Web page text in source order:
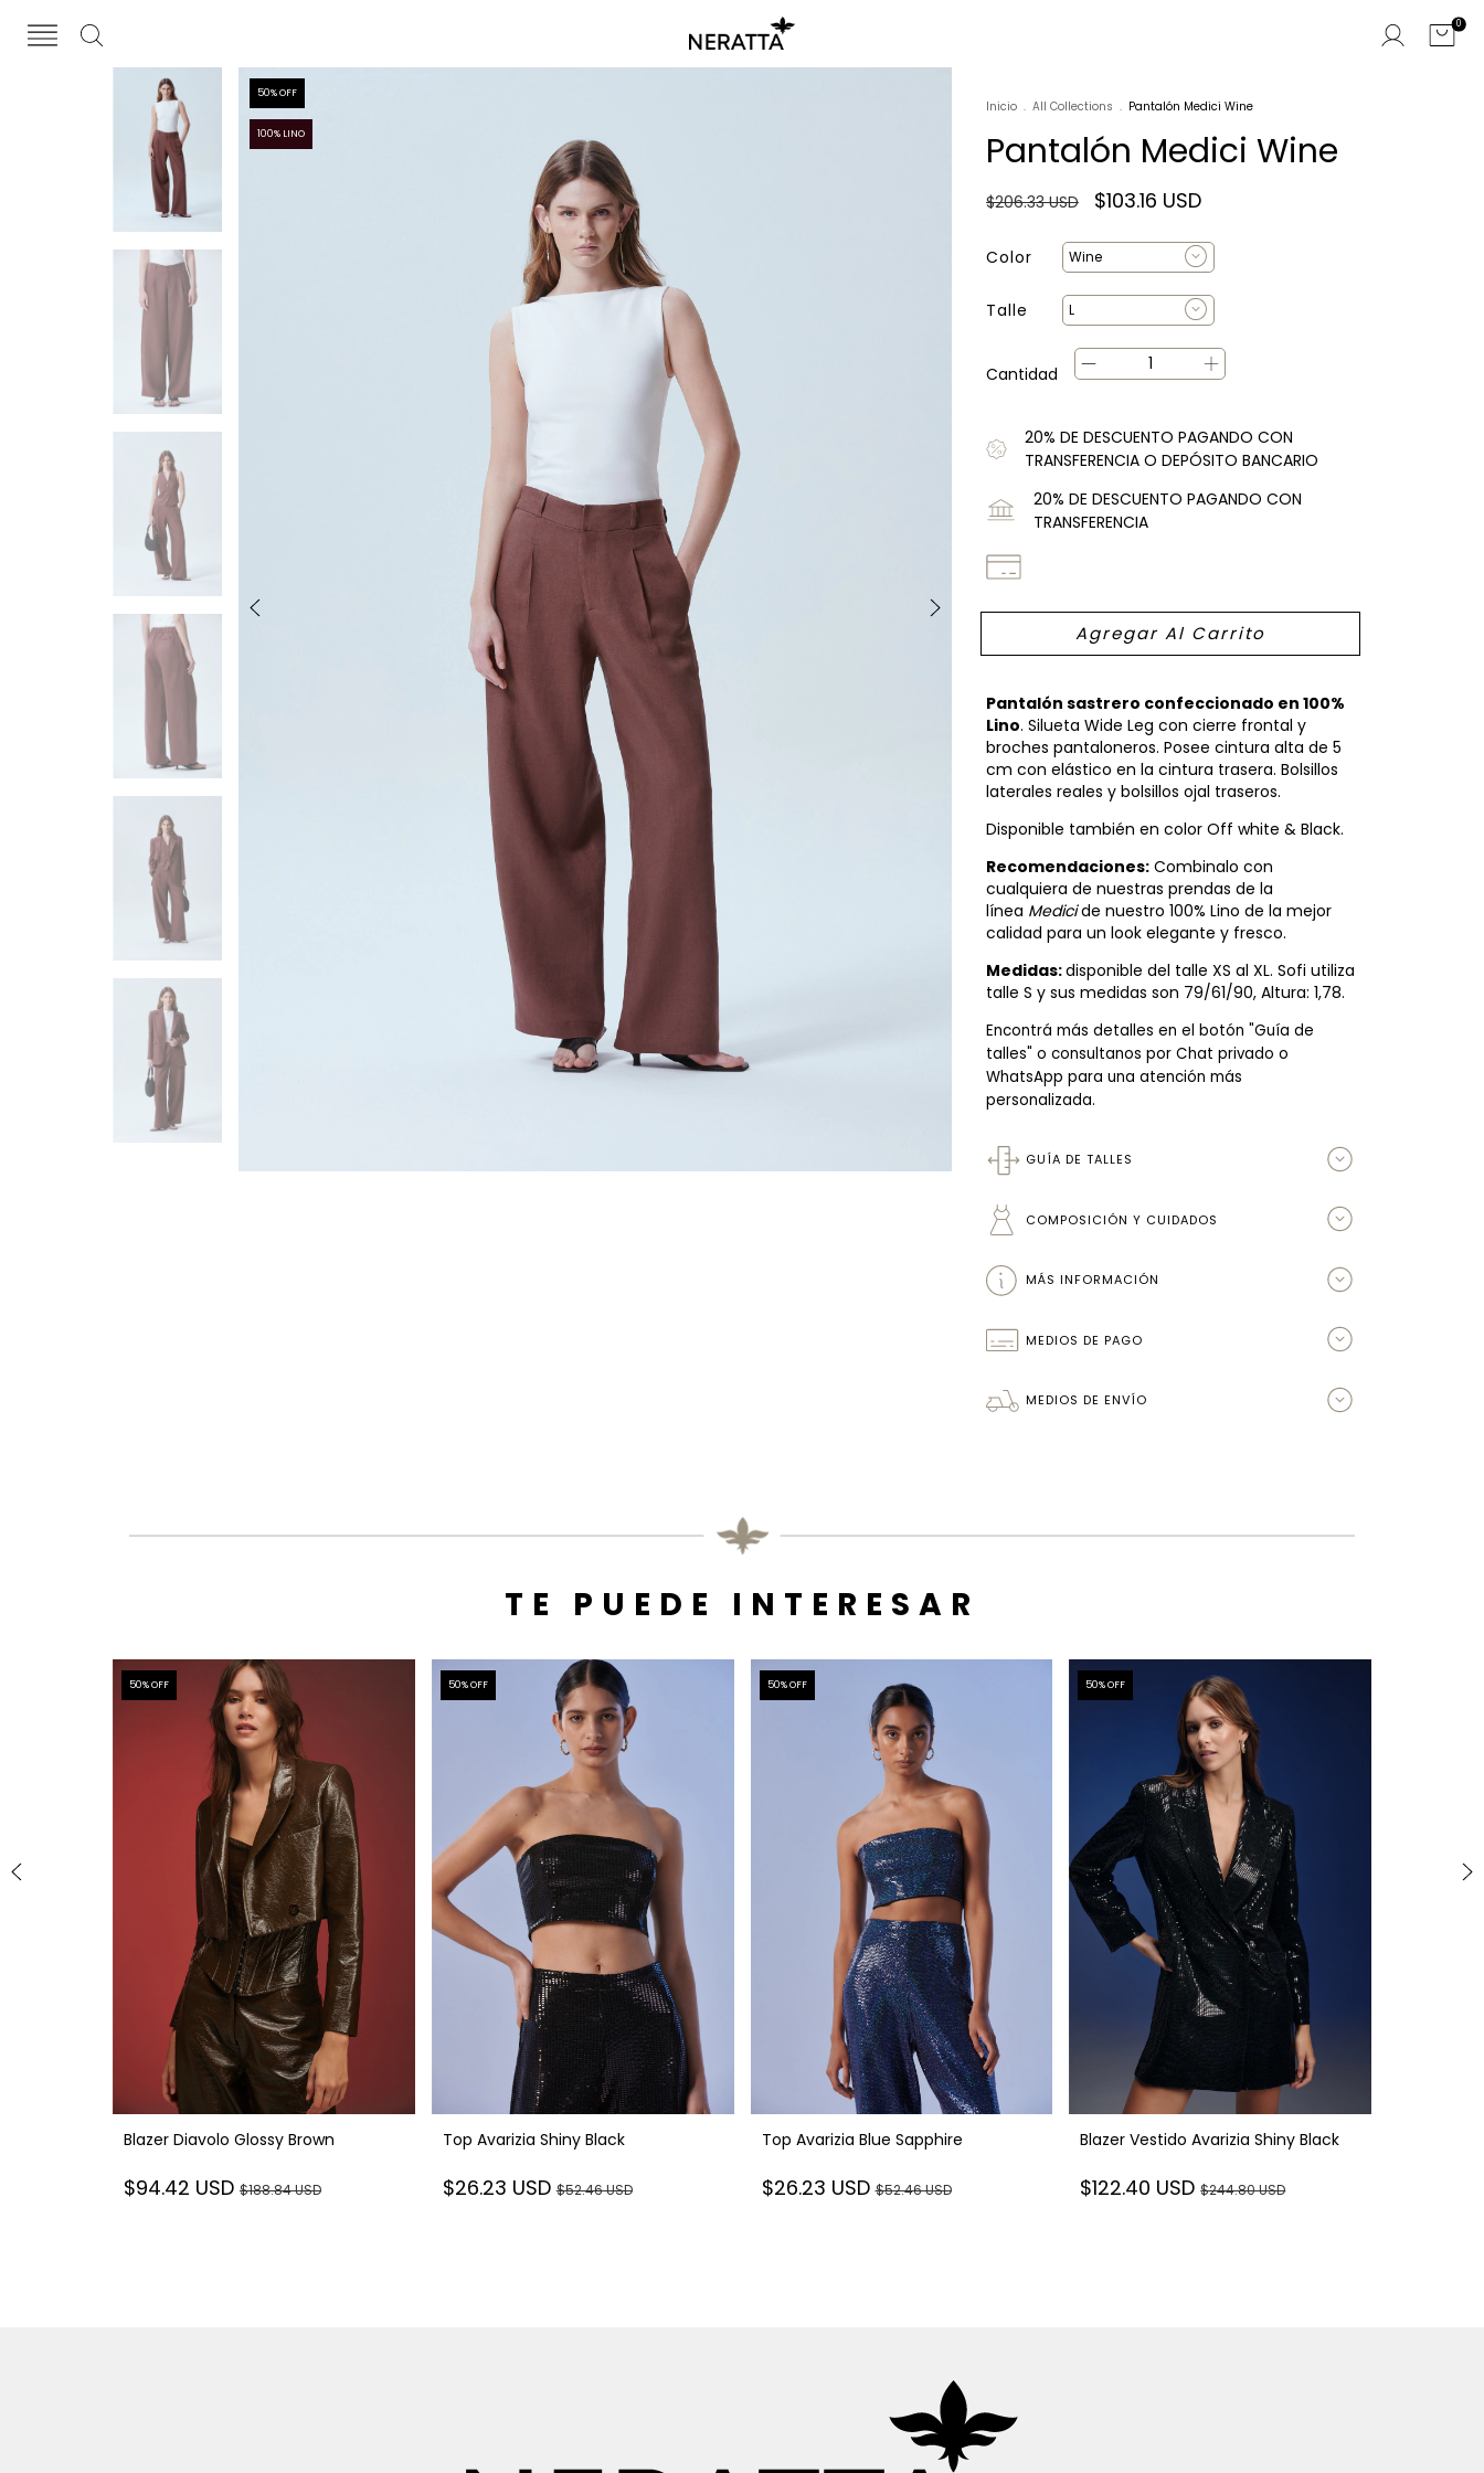
0
50% OFF
100% LINO
Inicio . All Collections . Pantalón Medici Wine
Pantalón Medici Wine
$206.33 USD $103.16 USD
Color
Talle
Cantidad
20% DE DESCUENTO PAGANDO CON
TRANSFERENCIA O DEPÓSITO BANCARIO
20% DE DESCUENTO PAGANDO CON
TRANSFERENCIA
Pantalón sastrero confeccionado en 100%
Lino. Silueta Wide Leg con cierre frontal y
broches pantaloneros. Posee cintura alta de 5
cm con elástico en la cintura trasera. Bolsillos
laterales reales y bolsillos ojal traseros.
Disponible también en color Off white & Black.
Recomendaciones: Combinalo con
cualquiera de nuestras prendas de la
línea Medicide nuestro 100% Lino de la mejor
calidad para un look elegante y fresco.
Medidas:disponible del talle XS al XL. Sofi utiliza
talle S y sus medidas son 79/61/90, Altura: 1,78.
Encontrá más detalles en el botón "Guía de
talles" o consultanos por Chat privado o
WhatsApp para una atención más
personalizada.
GUÍA DE TALLES
COMPOSICIÓN Y CUIDADOS
MÁS INFORMACIÓN
MEDIOS DE PAGO
MEDIOS DE ENVÍO
TE PUEDE INTERESAR
50% OFF
Blazer Diavolo Glossy Brown
$94.42 USD $188.84 USD
50% OFF
Top Avarizia Shiny Black
$26.23 USD$52.46 USD
50% OFF
Top Avarizia Blue Sapphire
$26.23 USD$52.46 USD
50% OFF
Blazer Vestido Avarizia Shiny Black
$122.40 USD$244.80 USD